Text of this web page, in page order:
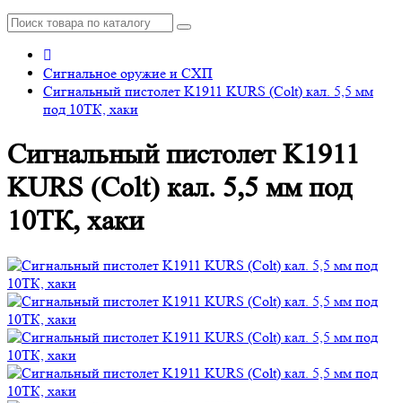
Сигнальное оружие и СХП
Сигнальный пистолет K1911 KURS (Colt) кал. 5,5 мм
под 10ТК, хаки
Сигнальный пистолет K1911
KURS (Colt) кал. 5,5 мм под
10ТК, хаки